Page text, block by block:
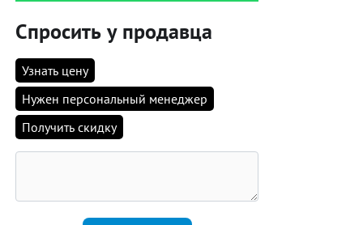
Спросить у продавца
Узнать цену
Нужен персональный менеджер
Получить скидку